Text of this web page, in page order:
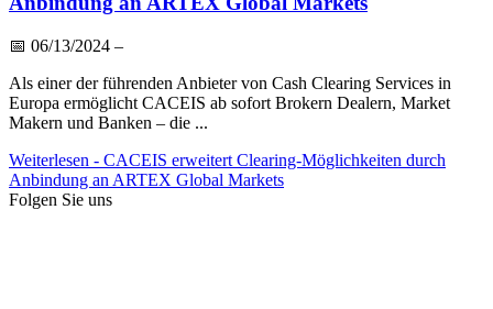
📅 06/13/2024 –
Als einer der führenden Anbieter von Cash Clearing Services in
Europa ermöglicht CACEIS ab sofort Brokern Dealern, Market
Makern und Banken – die ...
Weiterlesen - CACEIS erweitert Clearing-Möglichkeiten durch
Anbindung an ARTEX Global Markets
Folgen Sie uns